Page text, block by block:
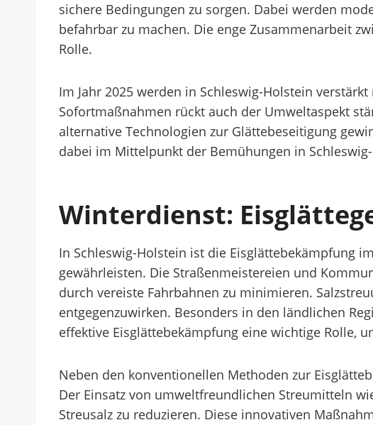
sichere Bedingungen zu sorgen. Dabei werden
befahrbar zu machen. Die enge Zusammenarbeit
Rolle.
Im Jahr 2025 werden in Schleswig-Holstein
Sofortmaßnahmen rückt auch der Umweltaspekt
alternative Technologien zur Glättebeseitigung
dabei im Mittelpunkt der Bemühungen in
Winterdienst:
In Schleswig-Holstein ist die Eisglättebekämpfung
gewährleisten. Die Straßenmeistereien und
durch vereiste Fahrbahnen zu minimieren.
entgegenzuwirken. Besonders in den ländlichen
effektive Eisglättebekämpfung eine wichtige Rolle,
Neben den konventionellen Methoden zur
Der Einsatz von umweltfreundlichen Streumitteln
Streusalz zu reduzieren. Diese innovativen